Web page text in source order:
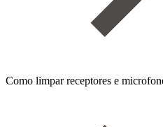
Como limpar receptores e